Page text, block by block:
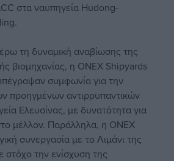
στα ναυπηγεία Hudong-
τη δυναμική αναβίωσης της
βιομηχανίας, η ONEX Shipyards
συμφωνία για την
προηγμένων αντιρρυπαντικών
Ελευσίνας, με δυνατότητα για
μέλλον. Παράλληλα, η ONEX
συνεργασία με το Λιμάνι της
την ενίσχυση της